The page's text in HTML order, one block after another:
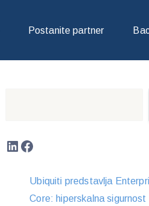
Postanite partner
LinkedIn
Facebook
Ubiquiti predstavlja
Core: hiperskalna